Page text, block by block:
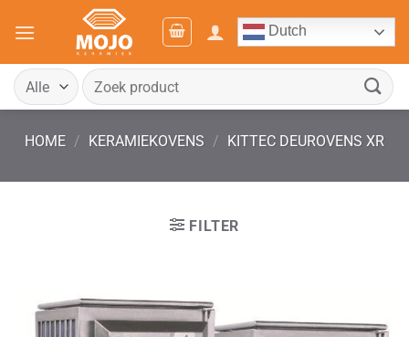
naar
Dutch
Zoeken
naar:
HOME / KERAMIEKOVENS / KITTEC DEUROVENS XR
FILTER